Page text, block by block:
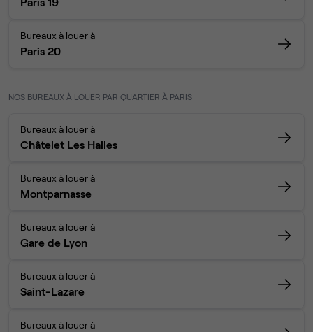
Bureaux à louer à
Paris 20
NOS BUREAUX À LOUER PAR QUARTIER À PARIS
Bureaux à louer à
Châtelet Les Halles
Bureaux à louer à
Montparnasse
Bureaux à louer à
Gare de Lyon
Bureaux à louer à
Saint-Lazare
Bureaux à louer à